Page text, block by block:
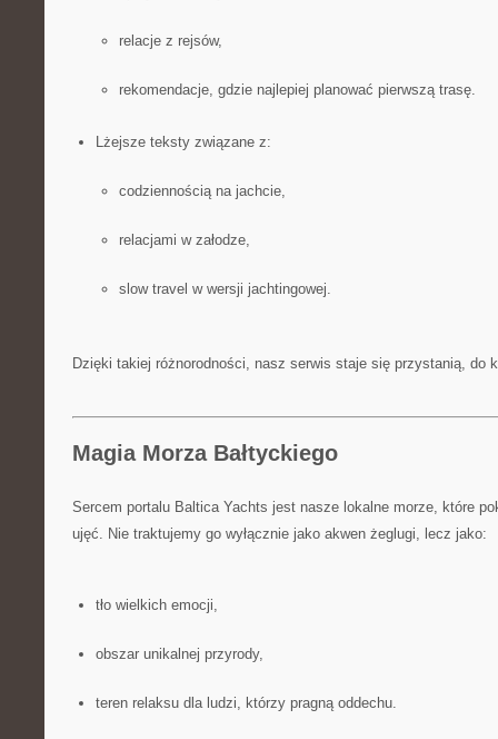
relacje z rejsów,
rekomendacje, gdzie najlepiej planować pierwszą trasę.
Lżejsze teksty związane z:
codziennością na jachcie,
relacjami w załodze,
slow travel w wersji jachtingowej.
Dzięki takiej różnorodności, nasz serwis staje się przystanią, do
Magia Morza Bałtyckiego
Sercem portalu Baltica Yachts jest nasze lokalne morze, które
ujęć. Nie traktujemy go wyłącznie jako akwen żeglugi, lecz jako:
tło wielkich emocji,
obszar unikalnej przyrody,
teren relaksu dla ludzi, którzy pragną oddechu.